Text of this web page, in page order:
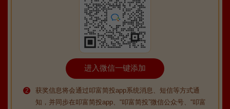
进入微信一键添加
2
获奖信息将会通过叩富简投app系统消息、短信等方式通
知，并同步在叩富简投app、“叩富简投”微信公众号、“叩富